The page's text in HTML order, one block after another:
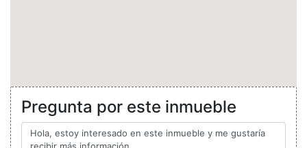
Pregunta por este inmueble